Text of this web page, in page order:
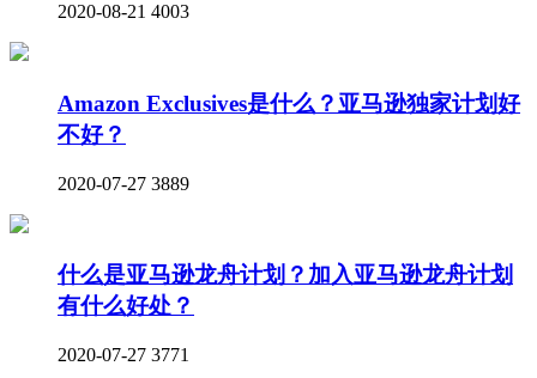
2020-08-21 4003
Amazon Exclusives是什么？亚马逊独家计划好
不好？
2020-07-27 3889
什么是亚马逊龙舟计划？加入亚马逊龙舟计划
有什么好处？
2020-07-27 3771